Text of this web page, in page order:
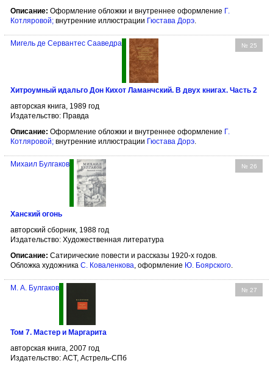
Описание: Оформление обложки и внутреннее оформление Г.
Котляровой; внутренние иллюстрации Гюстава Дорэ
№ 25
Мигель де Сервантес Сааведра
Хитроумный идальго Дон Кихот Ламанчский. В двух книгах. Часть 2
авторская книга, 1989 год
Издательство: Правда
Описание: Оформление обложки и внутреннее оформление Г.
Котляровой; внутренние иллюстрации Гюстава Дорэ.
№ 26
Михаил Булгаков
Ханский огонь
авторский сборник, 1988 год
Издательство: Художественная литература
Описание: Сатирические повести и рассказы 1920-х годов.
Обложка художника С. Коваленкова, оформление Ю. Боярского.
№ 27
М. А. Булгаков
Том 7. Мастер и Маргарита
авторская книга, 2007 год
Издательство: АСТ, Астрель-СПб